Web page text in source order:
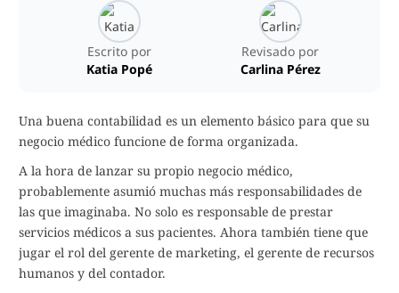
Escrito por
Katia Popé
Revisado por
Carlina Pérez
Una buena contabilidad es un elemento básico para que su
negocio médico funcione de forma organizada.
A la hora de lanzar su propio negocio médico,
probablemente asumió muchas más responsabilidades de
las que imaginaba. No solo es responsable de prestar
servicios médicos a sus pacientes. Ahora también tiene que
jugar el rol del gerente de marketing, el gerente de recursos
humanos y del contador.